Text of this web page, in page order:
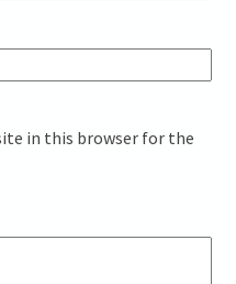
in this browser for the